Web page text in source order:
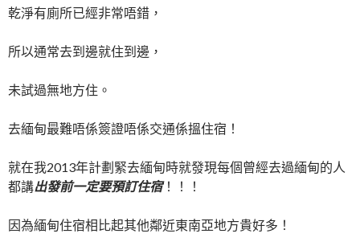
乾淨有廁所已經非常唔錯，
所以通常去到邊就住到邊，
未試過無地方住。
去緬甸最難唔係簽證唔係交通係搵住宿！
就在我2013年計劃緊去緬甸時就發現每個曾經去過緬甸的人
都講出發前一定要預訂住宿！！！
因為緬甸住宿相比起其他鄰近東南亞地方貴好多！